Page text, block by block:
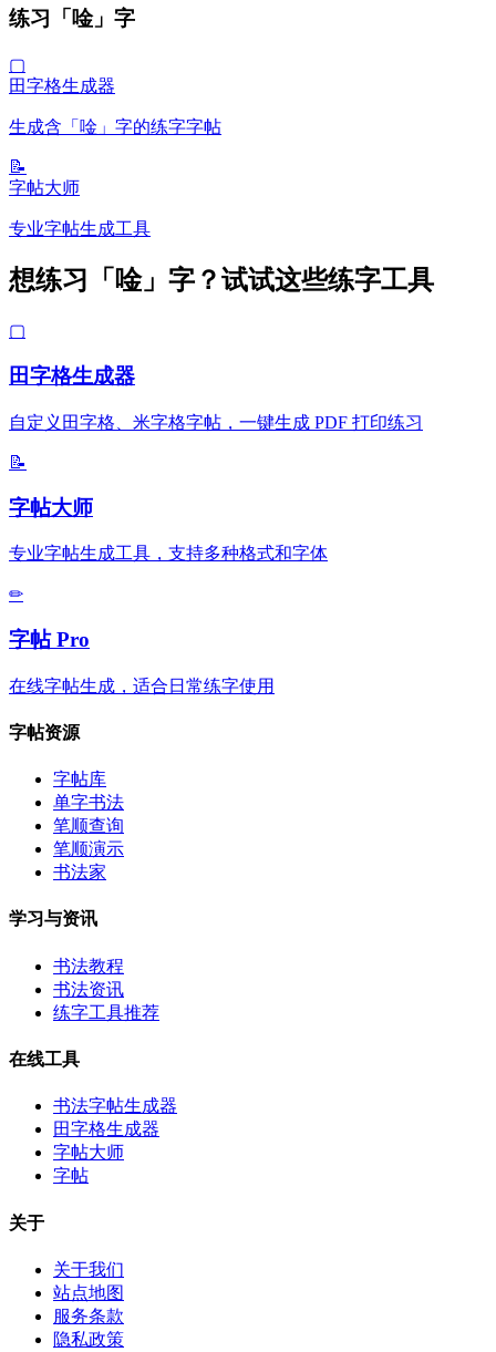
练习「唫」字
▢
田字格生成器
生成含「唫」字的练字字帖
📝
字帖大师
专业字帖生成工具
想练习「唫」字？试试这些练字工具
▢
田字格生成器
自定义田字格、米字格字帖，一键生成 PDF 打印练习
📝
字帖大师
专业字帖生成工具，支持多种格式和字体
✏
字帖 Pro
在线字帖生成，适合日常练字使用
字帖资源
字帖库
单字书法
笔顺查询
笔顺演示
书法家
学习与资讯
书法教程
书法资讯
练字工具推荐
在线工具
书法字帖生成器
田字格生成器
字帖大师
字帖
关于
关于我们
站点地图
服务条款
隐私政策